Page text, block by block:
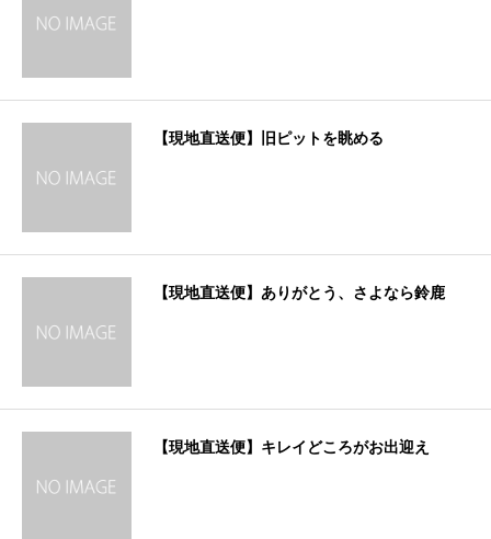
【現地直送便】旧ピットを眺める
【現地直送便】ありがとう、さよなら鈴鹿
【現地直送便】キレイどころがお出迎え